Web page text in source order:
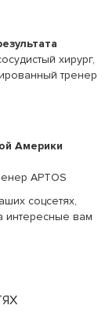
хирург,
тренер
Америки
APTOS
соцсетях,
интересные вам